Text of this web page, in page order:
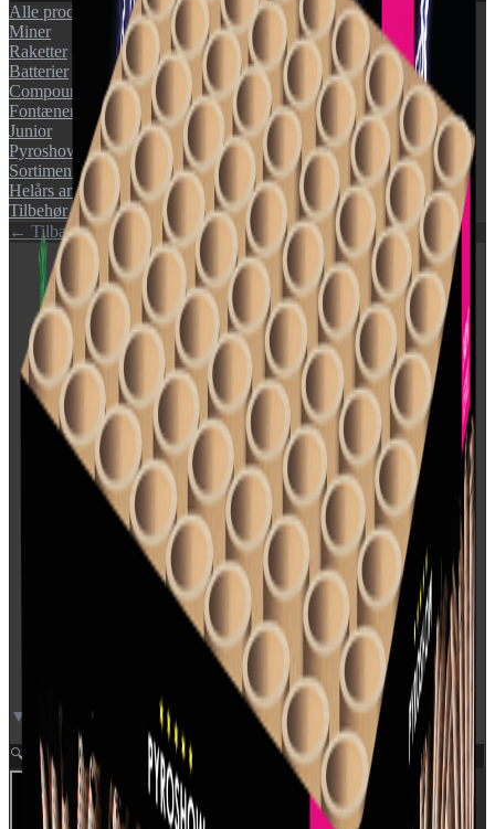
Alle produkter
Miner
Raketter
Batterier
Compounds
Fontæner
Junior
Pyroshow
Sortimenter
Helårs artikler (F1)
Tilbehør
← Tilbage til katalog
▼ Video neden for
🔍 Zoom